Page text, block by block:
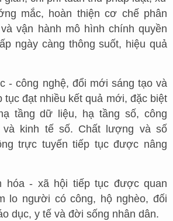
mắc, hoàn thiện cơ chế phân
vận hành mô hình chính quyền
ngày càng thông suốt, hiệu quả
- công nghệ, đổi mới sáng tạo và
tục đạt nhiều kết quả mới, đặc biệt
tầng dữ liệu, hạ tầng số, công
và kinh tế số. Chất lượng và số
trực tuyến tiếp tục được nâng
hóa - xã hội tiếp tục được quan
lo người có công, hộ nghèo, đối
dục, y tế và đời sống nhân dân.